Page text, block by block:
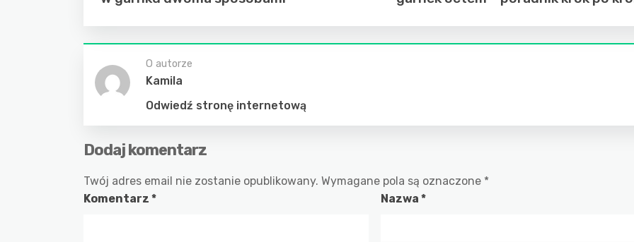
O autorze
Kamila
Odwiedź stronę internetową
Dodaj komentarz
Twój adres email nie zostanie opublikowany. Wymagane pola są oznaczone *
Komentarz * Nazwa *